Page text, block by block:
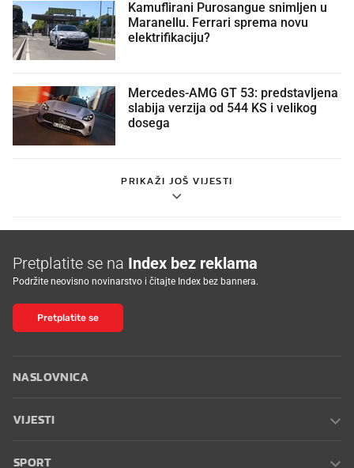
Kamuflirani Purosangue snimljen u
Maranellu. Ferrari sprema novu
elektrifikaciju?
Mercedes-AMG GT 53: predstavljena
slabija verzija od 544 KS i velikog
dosega
PRIKAŽI JOŠ VIJESTI
Pretplatite se na Index bez reklama
Podržite neovisno novinarstvo i čitajte Index bez bannera.
Pretplatite se
NASLOVNICA
VIJESTI
SPORT